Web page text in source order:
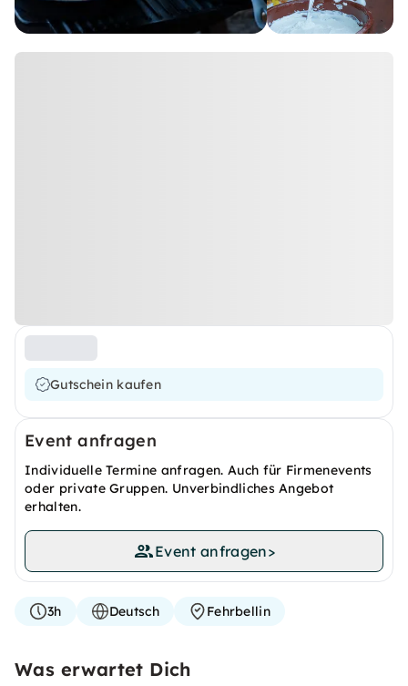
Gutschein kaufen
Event anfragen
Individuelle Termine anfragen. Auch für Firmenevents
oder private Gruppen. Unverbindliches Angebot
erhalten.
Event anfragen>
3h Deutsch Fehrbellin
Was erwartet Dich